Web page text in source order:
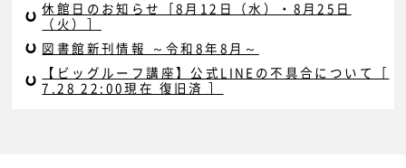
休館日のお知らせ［8月12日（水）・8月25日
（火）］
図書館新刊情報 ～令和8年8月～
【ビッグルーフ講座】公式LINEの不具合について［
7.28 22:00現在 復旧済 ］